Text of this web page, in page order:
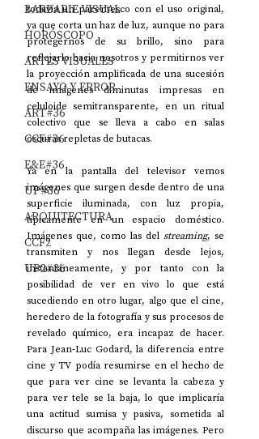
BARBARIE VISUAL
HORÓSCOPO
ARTES VISUALES
ENSAYO Y ERROR
ART#36
CCF#36
E&E#36
UP#36
ARQUITECTURA
CCF2
UP2#36
todavía un parentesco con el uso original,
ya que corta un haz de luz, aunque no para
protegernos de su brillo, sino para
reflejarlo hacia nosotros y permitirnos ver
la proyección amplificada de una sucesión
de imágenes diminutas impresas en
celuloide semitransparente, en un ritual
colectivo que se lleva a cabo en salas
oscuras repletas de butacas.
Ya en la pantalla del televisor vemos
imágenes que surgen desde dentro de una
superficie iluminada, con luz propia,
típicamente en un espacio doméstico.
Imágenes que, como las del streaming, se
transmiten y nos llegan desde lejos,
instantáneamente, y por tanto con la
posibilidad de ver en vivo lo que está
sucediendo en otro lugar, algo que el cine,
heredero de la fotografía y sus procesos de
revelado químico, era incapaz de hacer.
Para Jean-Luc Godard, la diferencia entre
cine y TV podía resumirse en el hecho de
que para ver cine se levanta la cabeza y
para ver tele se la baja, lo que implicaría
una actitud sumisa y pasiva, sometida al
discurso que acompaña las imágenes. Pero